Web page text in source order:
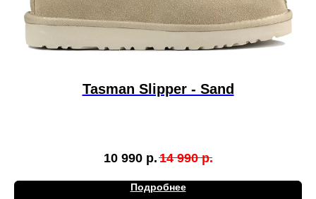
Tasman Slipper - Sand
10 990 р.14 990 р.
Подробнее